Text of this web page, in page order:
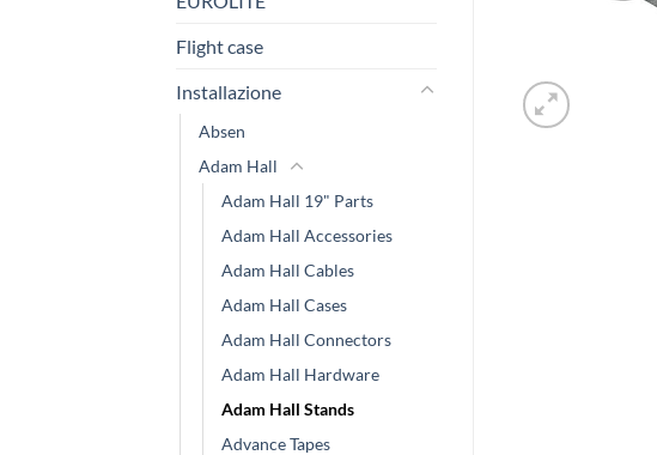
Flight case
Installazione
Absen
Adam Hall
Adam Hall 19" Parts
Adam Hall Accessories
Adam Hall Cables
Adam Hall Cases
Adam Hall Connectors
Adam Hall Hardware
Adam Hall Stands
Advance Tapes